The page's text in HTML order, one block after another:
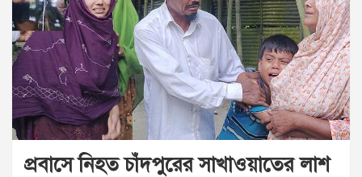
t
:
প্রবাসে নিহত চাঁদপুরের সাখাওয়াতের লাশ